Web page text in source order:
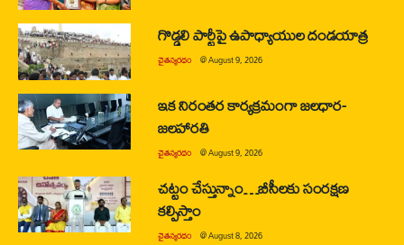
గొడ్డలి పార్టీపై ఉపాధ్యాయుల దండయాత్ర
చైతన్యరధం @August 9, 2026
ఇక నిరంతర కార్యక్రమంగా జలధార-
జలహారతి
చైతన్యరధం @August 9, 2026
చట్టం చేస్తున్నాం…బీసీలకు సంరక్షణ
కల్పిస్తాం
చైతన్యరధం @August 8, 2026